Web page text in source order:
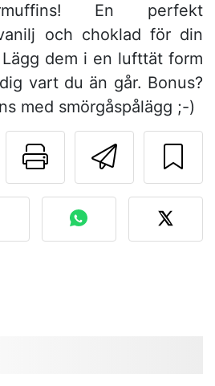
En perfekt
och choklad för din
dem i en lufttät form
vart du än går. Bonus?
med smörgåspålägg ;-)
Skriv ut
en fråga till
ditt foto av